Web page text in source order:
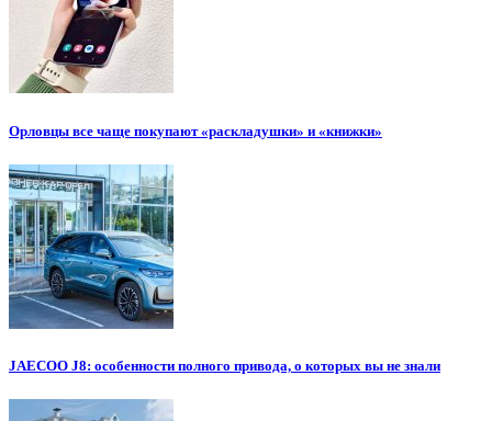
Орловцы все чаще покупают «раскладушки» и «книжки»
JAECOO J8: особенности полного привода, о которых вы не знали